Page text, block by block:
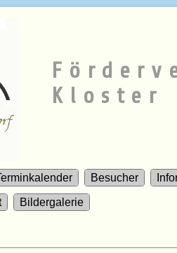
Kloster
Besucher
Bildergalerie